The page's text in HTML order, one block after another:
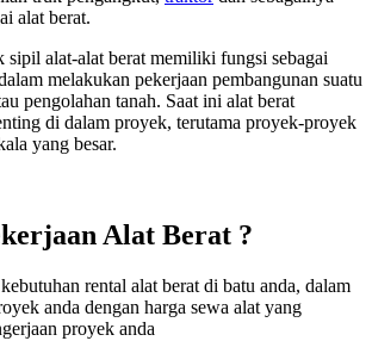
alat berat.
alat-alat berat memiliki fungsi sebagai
melakukan pekerjaan pembangunan suatu
pengolahan tanah. Saat ini alat berat
di dalam proyek, terutama proyek-proyek
yang besar.
Alat Berat ?
rental alat berat di batu anda, dalam
anda dengan harga sewa alat yang
proyek anda